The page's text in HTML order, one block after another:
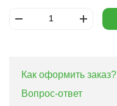
Как оформить заказ?
Вопрос-ответ